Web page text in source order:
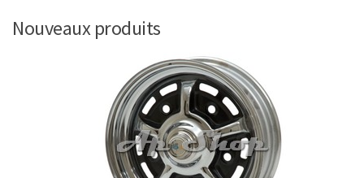
Nouveaux produits